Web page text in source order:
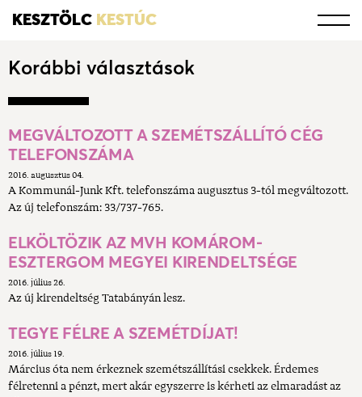
KESZTÖLC KESTÚC
Korábbi választások
MEGVÁLTOZOTT A SZEMÉTSZÁLLÍTÓ CÉG
TELEFONSZÁMA
2016. augusztus 04.
A Kommunál-Junk Kft. telefonszáma augusztus 3-tól megváltozott.
Az új telefonszám: 33/737-765.
ELKÖLTÖZIK AZ MVH KOMÁROM-
ESZTERGOM MEGYEI KIRENDELTSÉGE
2016. július 26.
Az új kirendeltség Tatabányán lesz.
TEGYE FÉLRE A SZEMÉTDÍJAT!
2016. július 19.
Március óta nem érkeznek szemétszállítási csekkek. Érdemes
félretenni a pénzt, mert akár egyszerre is kérheti az elmaradást az